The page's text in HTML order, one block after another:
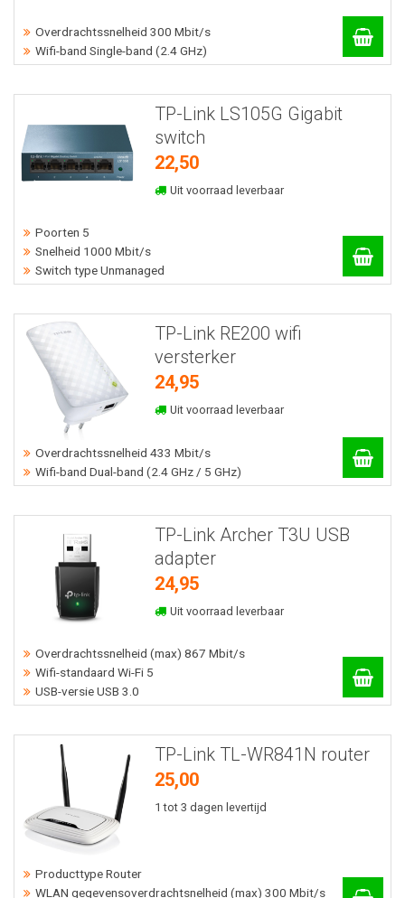
Overdrachtssnelheid 300 Mbit/s
Wifi-band Single-band (2.4 GHz)
TP-Link LS105G Gigabit
switch
22,50
Uit voorraad leverbaar
Poorten 5
Snelheid 1000 Mbit/s
Switch type Unmanaged
TP-Link RE200 wifi
versterker
24,95
Uit voorraad leverbaar
Overdrachtssnelheid 433 Mbit/s
Wifi-band Dual-band (2.4 GHz / 5 GHz)
TP-Link Archer T3U USB
adapter
24,95
Uit voorraad leverbaar
Overdrachtssnelheid (max) 867 Mbit/s
Wifi-standaard Wi-Fi 5
USB-versie USB 3.0
TP-Link TL-WR841N router
25,00
1 tot 3 dagen levertijd
Producttype Router
WLAN gegevensoverdrachtsnelheid (max) 300 Mbit/s